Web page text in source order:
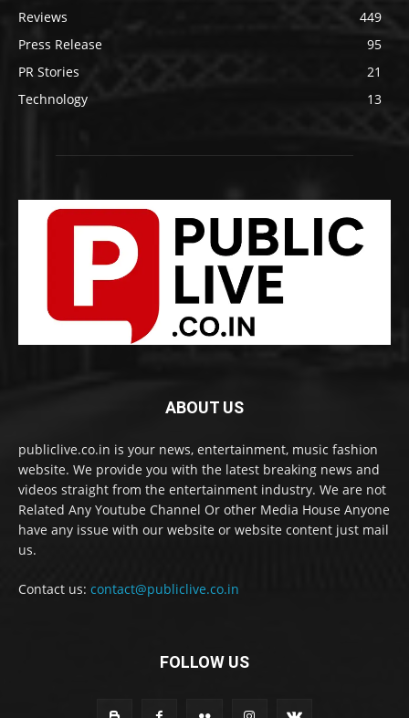
Reviews
449
Press Release
95
PR Stories
21
Technology
13
ABOUT US
publiclive.co.in is your news, entertainment, music fashion
website. We provide you with the latest breaking news and
videos straight from the entertainment industry. We are not
Related Any Youtube Channel Or other Media House Anyone
have any issue with our website or website content just mail
us.
Contact us: contact@publiclive.co.in
FOLLOW US